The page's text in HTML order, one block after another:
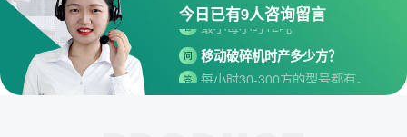
今日已有9人咨询留言
答 最小每小时12吨
答 每小时30-300方的型号都有。
问 红星制砂机在环保上达标吗？